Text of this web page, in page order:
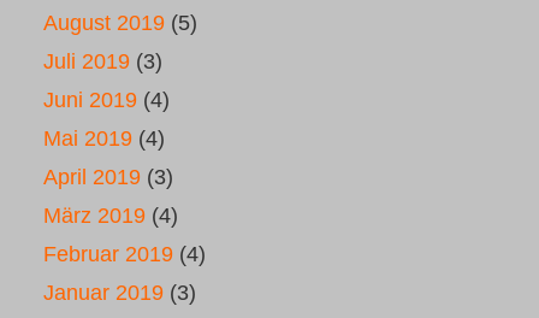
August 2019 (5)
Juli 2019 (3)
Juni 2019 (4)
Mai 2019 (4)
April 2019 (3)
März 2019 (4)
Februar 2019 (4)
Januar 2019 (3)